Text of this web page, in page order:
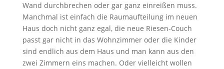
Wand durchbrechen oder gar ganz einreißen muss.
Manchmal ist einfach die Raumaufteilung im neuen
Haus doch nicht ganz egal, die neue Riesen-Couch
passt gar nicht in das Wohnzimmer oder die Kinder
sind endlich aus dem Haus und man kann aus den
zwei Zimmern eins machen. Oder vielleicht wollen